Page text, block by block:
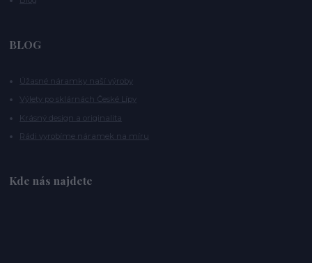
BLOG
Úžasné náramky naší výroby
Výlety po sklárnách České Lípy
Krásný design a originalita
Rádi vyrobíme náramek na míru
Kde nás najdete